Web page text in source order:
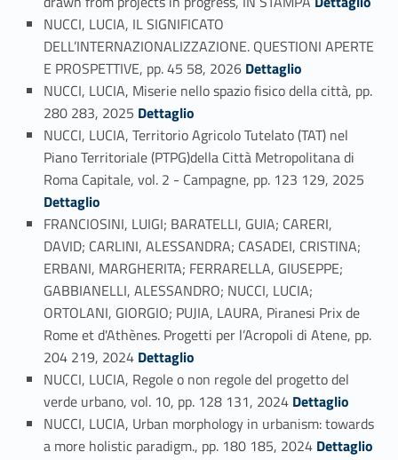
NUCCI, LUCIA, IL SIGNIFICATO
DELL’INTERNAZIONALIZZAZIONE. QUESTIONI APERTE
E PROSPETTIVE, pp. 45 58, 2026 Link identifier #identifier_person_188132-52
Dettaglio
NUCCI, LUCIA, Miserie nello spazio fisico della città, pp.
280 283, 2025 Link identifier #identifier_person_137726-53
Dettaglio
NUCCI, LUCIA, Territorio Agricolo Tutelato (TAT) nel
Piano Territoriale (PTPG)della Città Metropolitana di
Roma Capitale, vol. 2 - Campagne, pp. 123 129, 2025
Dettaglio
FRANCIOSINI, LUIGI; BARATELLI, GUIA; CARERI,
DAVID; CARLINI, ALESSANDRA; CASADEI, CRISTINA;
ERBANI, MARGHERITA; FERRARELLA, GIUSEPPE;
GABBIANELLI, ALESSANDRO; NUCCI, LUCIA;
ORTOLANI, GIORGIO; PUJIA, LAURA, Piranesi Prix de
Rome et d'Athènes. Progetti per l’Acropoli di Atene, pp.
204 219, 2024 Link identifier #identifier_person_152772-55
Dettaglio
NUCCI, LUCIA, Regole o non regole del progetto del
verde urbano, vol. 10, pp. 128 131, 2024 Link identifier #identifier_person_167681-56
Dettaglio
NUCCI, LUCIA, Urban morphology in urbanism: towards
a more holistic paradigm., pp. 180 185, 2024 Link identifier #identifier_person_169788-57
Dettaglio